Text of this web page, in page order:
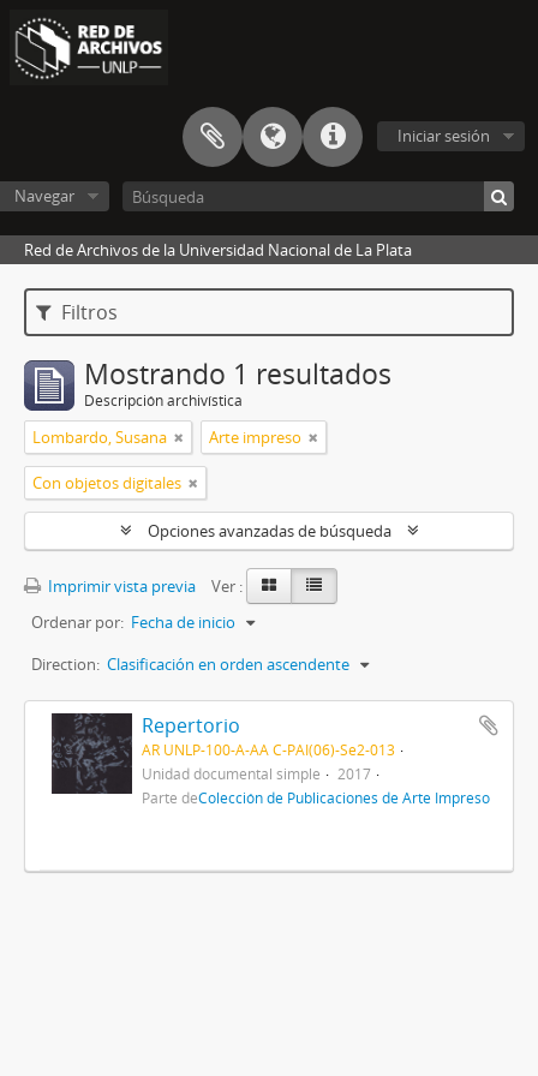
Iniciar sesión
Navegar
Red de Archivos de la Universidad Nacional de La Plata
Filtros
Mostrando 1 resultados
Descripción archivística
Lombardo, Susana Arte impreso
Con objetos digitales
Opciones avanzadas de búsqueda
Imprimir vista previa
Ver :
Ordenar por: Fecha de inicio
Direction: Clasificación en orden ascendente
Repertorio
AR UNLP-100-A-AA C-PAI(06)-Se2-013
Unidad documental simple
2017
Parte deColección de Publicaciones de Arte Impreso